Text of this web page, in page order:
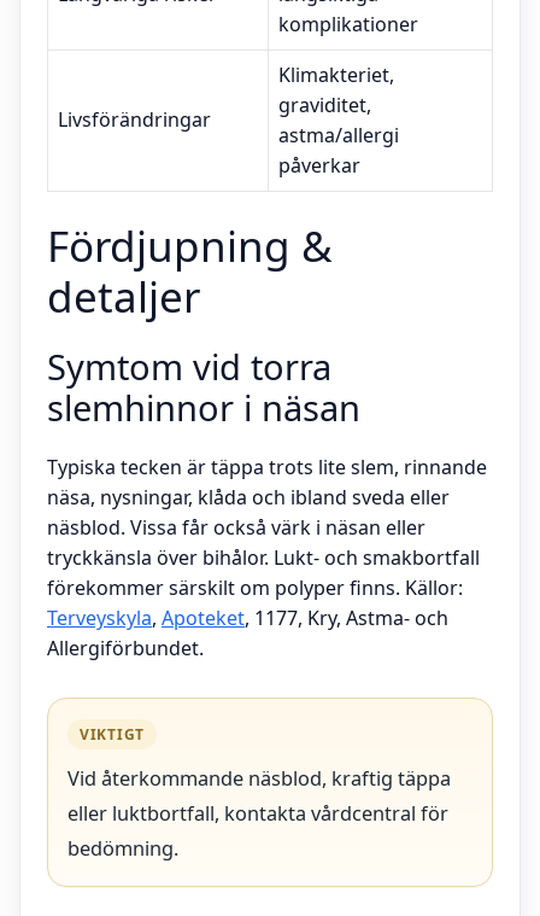
komplikationer
Livsförändringar
Klimakteriet,
graviditet,
astma/allergi
påverkar
Fördjupning &
detaljer
Symtom vid torra
slemhinnor i näsan
Typiska tecken är täppa trots lite slem, rinnande
näsa, nysningar, klåda och ibland sveda eller
näsblod. Vissa får också värk i näsan eller
tryckkänsla över bihålor. Lukt- och smakbortfall
förekommer särskilt om polyper finns. Källor:
Terveyskyla, Apoteket, 1177, Kry, Astma- och
Allergiförbundet.
VIKTIGT
Vid återkommande näsblod, kraftig täppa
eller luktbortfall, kontakta vårdcentral för
bedömning.